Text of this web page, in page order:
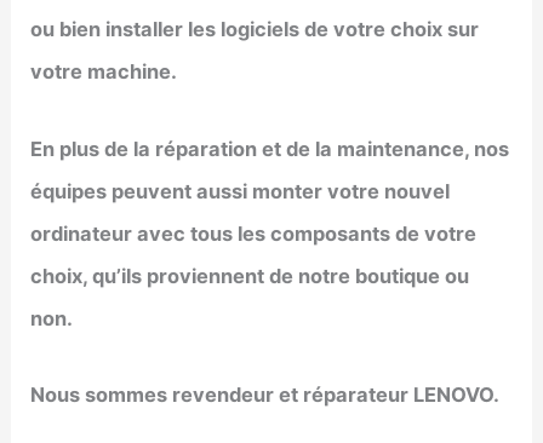
ou bien installer les logiciels de votre choix sur
votre machine.
En plus de la réparation et de la maintenance, nos
équipes peuvent aussi monter votre nouvel
ordinateur avec tous les composants de votre
choix, qu’ils proviennent de notre boutique ou
non.
Nous sommes revendeur et réparateur LENOVO.